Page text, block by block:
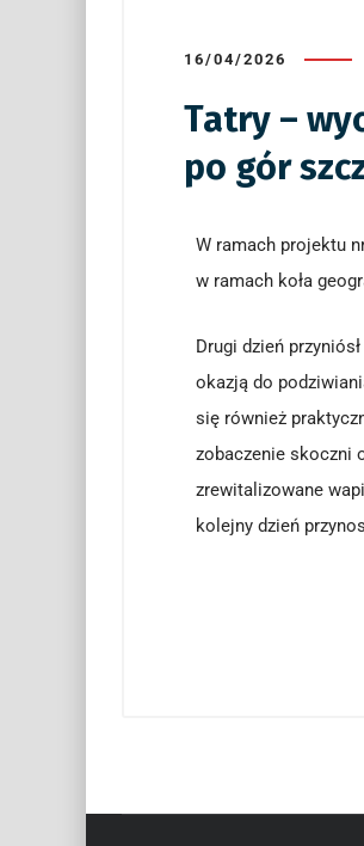
16/04/2026
Tatry –
po gór
W ramach projektu
w ramach koła
Drugi dzień
okazją do
się również
zobaczenie skoczni
zrewitalizowane
kolejny dzień